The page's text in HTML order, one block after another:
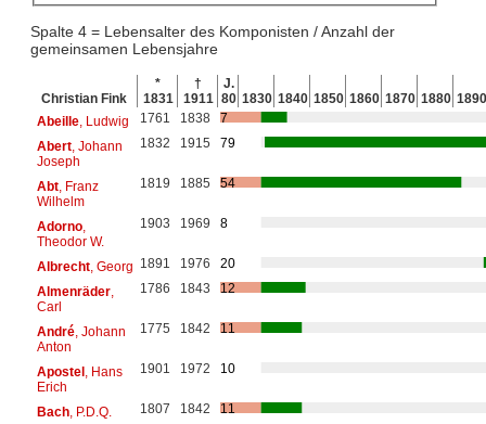
Spalte 4 = Lebensalter des Komponisten / Anzahl der
gemeinsamen Lebensjahre
Christian Fink
*
1831
†
1911
J.
80 1830 1840 1850 1860 1870 1880 1890
Abeille, Ludwig 1761 1838
7
Abert, Johann
Joseph
1832 1915 79
Abt, Franz
Wilhelm
1819 1885 54
Adorno,
Theodor W.
1903 1969 8
Albrecht, Georg 1891 1976
20
Almenräder,
Carl
1786 1843 12
André, Johann
Anton
1775 1842 11
Apostel, Hans
Erich
1901 1972 10
Bach, P.D.Q. 1807 1842
11